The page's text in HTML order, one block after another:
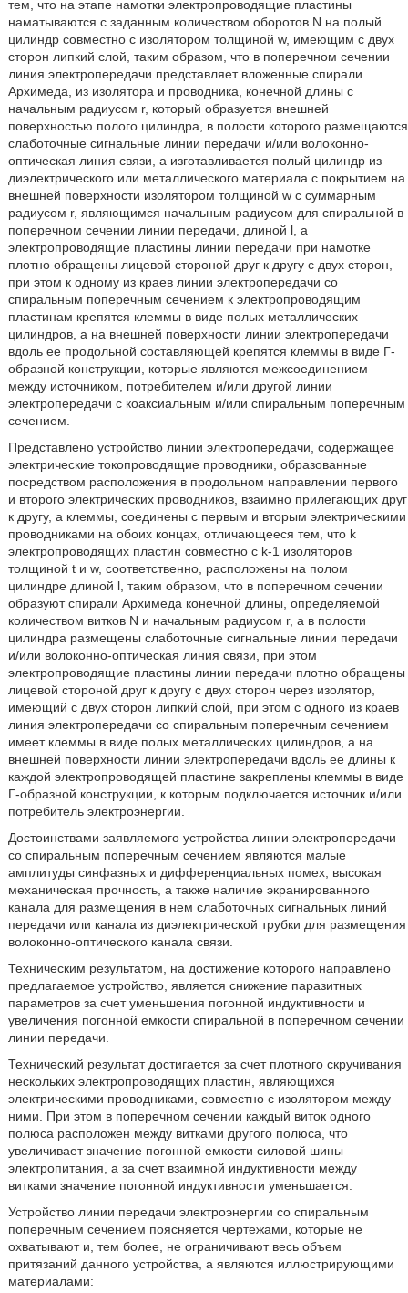
тем, что на этапе намотки электропроводящие пластины
наматываются с заданным количеством оборотов N на полый
цилиндр совместно с изолятором толщиной w, имеющим с двух
сторон липкий слой, таким образом, что в поперечном сечении
линия электропередачи представляет вложенные спирали
Архимеда, из изолятора и проводника, конечной длины с
начальным радиусом r, который образуется внешней
поверхностью полого цилиндра, в полости которого размещаются
слаботочные сигнальные линии передачи и/или волоконно-
оптическая линия связи, а изготавливается полый цилиндр из
диэлектрического или металлического материала с покрытием на
внешней поверхности изолятором толщиной w c суммарным
радиусом r, являющимся начальным радиусом для спиральной в
поперечном сечении линии передачи, длиной l, а
электропроводящие пластины линии передачи при намотке
плотно обращены лицевой стороной друг к другу с двух сторон,
при этом к одному из краев линии электропередачи со
спиральным поперечным сечением к электропроводящим
пластинам крепятся клеммы в виде полых металлических
цилиндров, а на внешней поверхности линии электропередачи
вдоль ее продольной составляющей крепятся клеммы в виде Г-
образной конструкции, которые являются межсоединением
между источником, потребителем и/или другой линии
электропередачи с коаксиальным и/или спиральным поперечным
сечением.
Представлено устройство линии электропередачи, содержащее
электрические токопроводящие проводники, образованные
посредством расположения в продольном направлении первого
и второго электрических проводников, взаимно прилегающих друг
к другу, а клеммы, соединены с первым и вторым электрическими
проводниками на обоих концах, отличающееся тем, что k
электропроводящих пластин совместно с k-1 изоляторов
толщиной t и w, соответственно, расположены на полом
цилиндре длиной l, таким образом, что в поперечном сечении
образуют спирали Архимеда конечной длины, определяемой
количеством витков N и начальным радиусом r, а в полости
цилиндра размещены слаботочные сигнальные линии передачи
и/или волоконно-оптическая линия связи, при этом
электропроводящие пластины линии передачи плотно обращены
лицевой стороной друг к другу с двух сторон через изолятор,
имеющий с двух сторон липкий слой, при этом с одного из краев
линия электропередачи со спиральным поперечным сечением
имеет клеммы в виде полых металлических цилиндров, а на
внешней поверхности линии электропередачи вдоль ее длины к
каждой электропроводящей пластине закреплены клеммы в виде
Г-образной конструкции, к которым подключается источник и/или
потребитель электроэнергии.
Достоинствами заявляемого устройства линии электропередачи
со спиральным поперечным сечением являются малые
амплитуды синфазных и дифференциальных помех, высокая
механическая прочность, а также наличие экранированного
канала для размещения в нем слаботочных сигнальных линий
передачи или канала из диэлектрической трубки для размещения
волоконно-оптического канала связи.
Техническим результатом, на достижение которого направлено
предлагаемое устройство, является снижение паразитных
параметров за счет уменьшения погонной индуктивности и
увеличения погонной емкости спиральной в поперечном сечении
линии передачи.
Технический результат достигается за счет плотного скручивания
нескольких электропроводящих пластин, являющихся
электрическими проводниками, совместно с изолятором между
ними. При этом в поперечном сечении каждый виток одного
полюса расположен между витками другого полюса, что
увеличивает значение погонной емкости силовой шины
электропитания, а за счет взаимной индуктивности между
витками значение погонной индуктивности уменьшается.
Устройство линии передачи электроэнергии со спиральным
поперечным сечением поясняется чертежами, которые не
охватывают и, тем более, не ограничивают весь объем
притязаний данного устройства, а являются иллюстрирующими
материалами: